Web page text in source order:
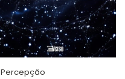
Percepção